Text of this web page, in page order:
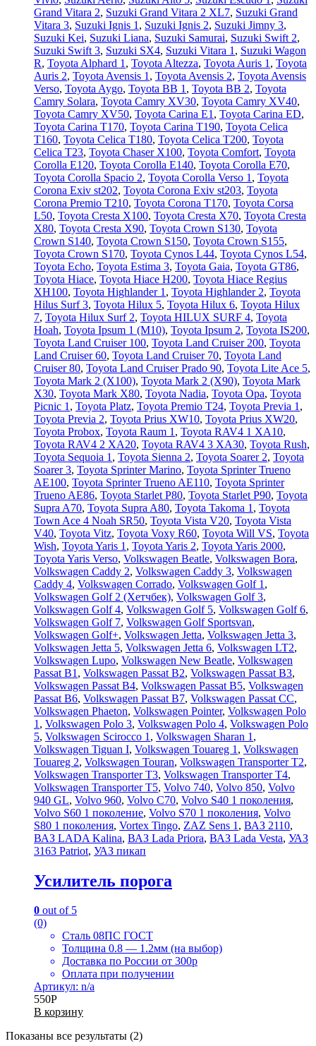
Grand Vitara 2, Suzuki Grand Vitara 2 XL7, Suzuki Grand
Vitara 3, Suzuki Ignis 1 , Suzuki Ignis 2, Suzuki Jimny 3,
Suzuki Kei, Suzuki Liana, Suzuki Samurai, Suzuki Swift 2,
Suzuki Swift 3, Suzuki SX4, Suzuki Vitara 1 , Suzuki Wagon
R, Toyota Alphard 1 , Toyota Altezza, Toyota Auris 1 , Toyota
Auris 2, Toyota Avensis 1 , Toyota Avensis 2, Toyota Avensis
Verso, Toyota Aygo, Toyota BB 1 , Toyota BB 2, Toyota
Camry Solara, Toyota Camry XV30, Toyota Camry XV40,
Toyota Camry XV50, Toyota Carina E1 , Toyota Carina ED,
Toyota Carina T170, Toyota Carina T190, Toyota Celica
T160, Toyota Celica T180, Toyota Celica T200, Toyota
Celica T23, Toyota Chaser X100, Toyota Comfort, Toyota
Corolla E120, Toyota Corolla E140, Toyota Corolla E70,
Toyota Corolla Spacio 2, Toyota Corolla Verso 1 , Toyota
Corona Exiv st202, Toyota Corona Exiv st203, Toyota
Corona Premio T210, Toyota Corona T170, Toyota Corsa
L50, Toyota Cresta X100, Toyota Cresta X70, Toyota Cresta
X80, Toyota Cresta X90, Toyota Crown S130, Toyota
Crown S140, Toyota Crown S150, Toyota Crown S155,
Toyota Crown S170, Toyota Cynos L44, Toyota Cynos L54,
Toyota Echo, Toyota Estima 3, Toyota Gaia, Toyota GT86,
Toyota Hiace, Toyota Hiace H200, Toyota Hiace Regius
XH100, Toyota Highlander 1 , Toyota Highlander 2, Toyota
Hilus Surf 3, Toyota Hilux 5, Toyota Hilux 6, Toyota Hilux
7, Toyota Hilux Surf 2, Toyota HILUX SURF 4, Toyota
Hoah, Toyota Ipsum 1 (М10), Toyota Ipsum 2, Toyota IS200,
Toyota Land Cruiser 100, Toyota Land Cruiser 200, Toyota
Land Cruiser 60, Toyota Land Cruiser 70, Toyota Land
Cruiser 80, Toyota Land Cruiser Prado 90, Toyota Lite Ace 5,
Toyota Mark 2 (Х100), Toyota Mark 2 (Х90), Toyota Mark
X30, Toyota Mark X80, Toyota Nadia, Toyota Opa, Toyota
Picnic 1 , Toyota Platz, Toyota Premio T24, Toyota Previa 1 ,
Toyota Previa 2, Toyota Prius XW10, Toyota Prius XW20,
Toyota Probox, Toyota Raum 1 , Toyota RAV4 1 XA10,
Toyota RAV4 2 XA20, Toyota RAV4 3 XA30, Toyota Rush,
Toyota Sequoia 1 , Toyota Sienna 2, Toyota Soarer 2, Toyota
Soarer 3, Toyota Sprinter Marino, Toyota Sprinter Trueno
AE100, Toyota Sprinter Trueno AE110, Toyota Sprinter
Trueno AE86, Toyota Starlet P80, Toyota Starlet P90, Toyota
Supra A70, Toyota Supra A80, Toyota Takoma 1 , Toyota
Town Ace 4 Noah SR50, Toyota Vista V20, Toyota Vista
V40, Toyota Vitz, Toyota Voxy R60, Toyota Will VS, Toyota
Wish, Toyota Yaris 1 , Toyota Yaris 2, Toyota Yaris 2000,
Toyota Yaris Verso, Volkswagen Beatle, Volkswagen Bora,
Volkswagen Caddy 2, Volkswagen Caddy 3, Volkswagen
Caddy 4, Volkswagen Corrado, Volkswagen Golf 1 ,
Volkswagen Golf 2 (Хетчбек), Volkswagen Golf 3,
Volkswagen Golf 4, Volkswagen Golf 5, Volkswagen Golf 6,
Volkswagen Golf 7, Volkswagen Golf Sportsvan,
Volkswagen Golf+, Volkswagen Jetta, Volkswagen Jetta 3,
Volkswagen Jetta 5, Volkswagen Jetta 6, Volkswagen LT2,
Volkswagen Lupo, Volkswagen New Beatle, Volkswagen
Passat B1 , Volkswagen Passat B2, Volkswagen Passat B3,
Volkswagen Passat B4, Volkswagen Passat B5, Volkswagen
Passat B6, Volkswagen Passat B7, Volkswagen Passat CC,
Volkswagen Phaeton, Volkswagen Pointer, Volkswagen Polo
1 , Volkswagen Polo 3, Volkswagen Polo 4, Volkswagen Polo
5, Volkswagen Scirocco 1 , Volkswagen Sharan 1 ,
Volkswagen Tiguan I, Volkswagen Touareg 1 , Volkswagen
Touareg 2, Volkswagen Touran, Volkswagen Transporter T2,
Volkswagen Transporter T3, Volkswagen Transporter T4,
Volkswagen Transporter T5, Volvo 740, Volvo 850, Volvo
940 GL, Volvo 960, Volvo C70, Volvo S40 1 поколения,
Volvo S60 1 поколение, Volvo S70 1 поколения, Volvo
S80 1 поколения, Vortex Tingo, ZAZ Sens 1 , ВАЗ 2110,
ВАЗ LADA Kalina, ВАЗ Lada Priora, ВАЗ Lada Vesta, УАЗ
3163 Patriot, УАЗ пикап
Усилитель порога
0 out of 5
(0)
Сталь 08ПС ГОСТ
Толщина 0.8 — 1.2мм (на выбор)
Доставка по России от 300р
Оплата при получении
Артикул: n/a
550Р
В корзину
Показаны все результаты (2)